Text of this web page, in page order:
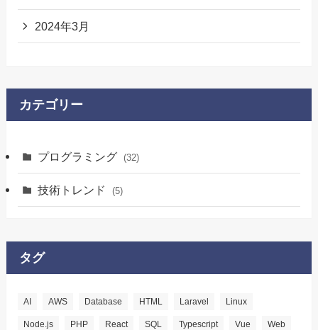
2024年3月
カテゴリー
プログラミング (32)
技術トレンド (5)
タグ
AI AWS Database HTML Laravel Linux
Node.js PHP React SQL Typescript Vue Web